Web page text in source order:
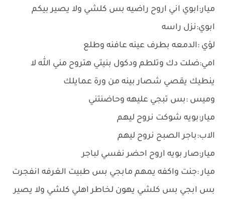
ميار:ابوي اني اروح راضيه بس كلشي وﻻ يصير بيكم
ابوي:نزل راسه
لؤي :الدمعه بطرف عينه عافنه وطلع
امي:ضلت دك وتلطم ودكول بنيتي هتروح مني الله لا
ينطيك يقصي شصار بينه من ورة عمايلك
وميس :بس تبجي عليهه وحاضنتني
ميار:بويه شوكت نروح ليهم
الاب:باجر الصبح نروح ليهم
ميار:صار بويه اروح احضر نفسي لباجر
ميار :جنت واكفه يمهم مابجي بس طبيت الغرفه انفجرت
بس ابجي بس كلشي يهون لخاطر اهلي كلشي وﻻ يصير